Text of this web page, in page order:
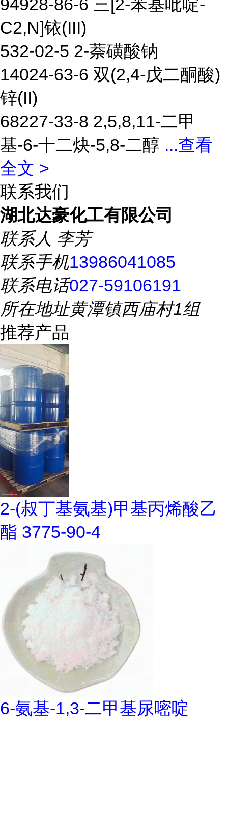
94928-86-6 三[2-苯基吡啶-
C2,N]铱(III)
532-02-5 2-萘磺酸钠
14024-63-6 双(2,4-戊二酮酸)
锌(II)
68227-33-8 2,5,8,11-二甲
基-6-十二炔-5,8-二醇 ...查看
全文 >
联系我们
湖北达豪化工有限公司
联系人 李芳
联系手机13986041085
联系电话027-59106191
所在地址黄潭镇西庙村1组
推荐产品
2-(叔丁基氨基)甲基丙烯酸乙
酯 3775-90-4
6-氨基-1,3-二甲基尿嘧啶